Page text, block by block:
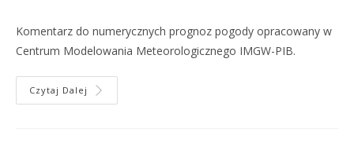
Komentarz do numerycznych prognoz pogody opracowany w
Centrum Modelowania Meteorologicznego IMGW-PIB.
Czytaj Dalej